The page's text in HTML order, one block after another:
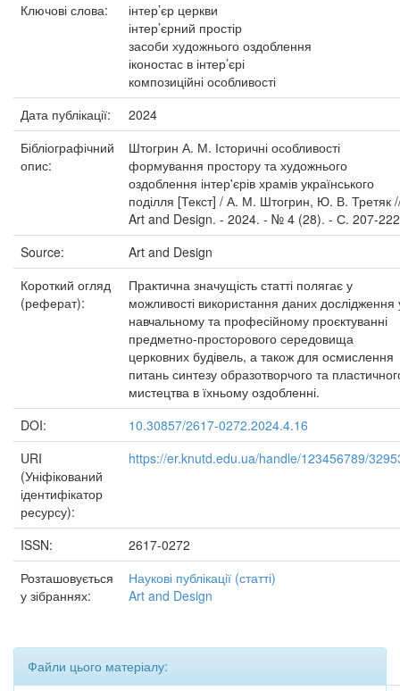
Ключові слова:
інтер’єр церкви
інтер’єрний простір
засоби художнього оздоблення
іконостас в інтер’єрі
композиційні особливості
Дата публікації:
2024
Бібліографічний
опис:
Штогрин А. М. Історичні особливості
формування простору та художнього
оздоблення інтер'єрів храмів українського
поділля [Текст] / А. М. Штогрин, Ю. В. Третяк
Art and Design. - 2024. - № 4 (28). - С. 207-
Source:
Art and Design
Короткий огляд
(реферат):
Практична значущість статті полягає у
можливості використання даних дослідження
навчальному та професійному проєктуванні
предметно-просторового середовища
церковних будівель, а також для осмислення
питань синтезу образотворчого та
мистецтва в їхньому оздобленні.
DOI:
10.30857/2617-0272.2024.4.16
URI
(Уніфікований
ідентифікатор
ресурсу):
https://er.knutd.edu.ua/handle/123456789/
ISSN:
2617-0272
Розташовується
у зібраннях:
Наукові публікації (статті)
Art and Design
Файли цього матеріалу: